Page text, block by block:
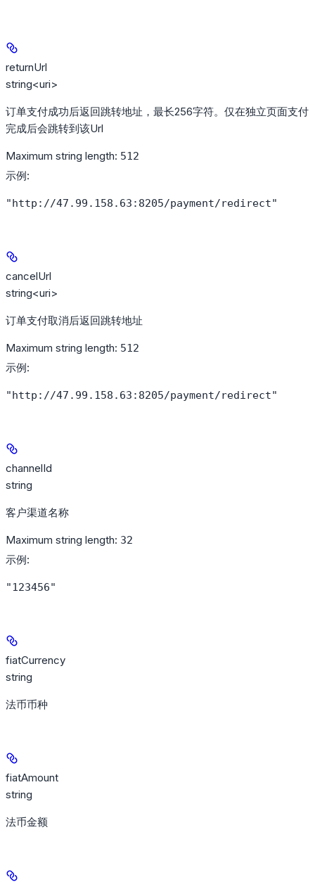
returnUrl
string<uri>
订单支付成功后返回跳转地址，最长256字符。仅在独立页面支付
完成后会跳转到该Url
Maximum string length: 512
示例:
"http://47.99.158.63:8205/payment/redirect"
cancelUrl
string<uri>
订单支付取消后返回跳转地址
Maximum string length: 512
示例:
"http://47.99.158.63:8205/payment/redirect"
channelId
string
客户渠道名称
Maximum string length: 32
示例:
"123456"
fiatCurrency
string
法币币种
fiatAmount
string
法币金额